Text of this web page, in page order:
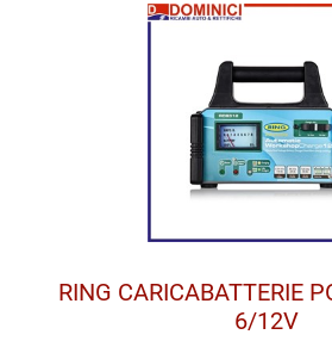
RING CARICABATTERIE
6/12V